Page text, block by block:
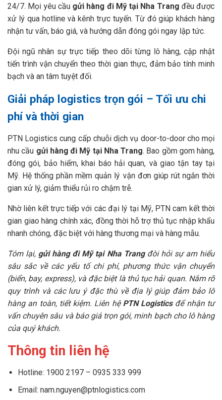
24/7. Mọi yêu cầu gửi hàng đi Mỹ tại Nha Trang đều được
xử lý qua hotline và kênh trực tuyến. Từ đó giúp khách hàng
nhận tư vấn, báo giá, và hướng dẫn đóng gói ngay lập tức.
Đội ngũ nhân sự trực tiếp theo dõi từng lô hàng, cập nhật
tiến trình vận chuyển theo thời gian thực, đảm bảo tính minh
bạch và an tâm tuyệt đối.
Giải pháp logistics trọn gói – Tối ưu chi
phí và thời gian
PTN Logistics cung cấp chuỗi dịch vụ door-to-door cho mọi
nhu cầu gửi hàng đi Mỹ tại Nha Trang. Bao gồm gom hàng,
đóng gói, bảo hiểm, khai báo hải quan, và giao tận tay tại
Mỹ. Hệ thống phần mềm quản lý vận đơn giúp rút ngắn thời
gian xử lý, giảm thiểu rủi ro chậm trễ.
Nhờ liên kết trực tiếp với các đại lý tại Mỹ, PTN cam kết thời
gian giao hàng chính xác, đồng thời hỗ trợ thủ tục nhập khẩu
nhanh chóng, đặc biệt với hàng thương mại và hàng mẫu.
Tóm lại, gửi hàng đi Mỹ tại Nha Trangđòi hỏi sự am hiểu
sâu sắc về các yếu tố chi phí, phương thức vận chuyển
(biển, bay, express), và đặc biệt là thủ tục hải quan. Nắm rõ
quy trình và các lưu ý đặc thù về địa lý giúp đảm bảo lô
hàng an toàn, tiết kiệm. Liên hệ PTN Logisticsđể nhận tư
vấn chuyên sâu và báo giá trọn gói, minh bạch cho lô hàng
của quý khách.
Thông tin liên hệ
Hotline: 1900 2197 – 0935 333 999
Email: nam.nguyen@ptnlogistics.com